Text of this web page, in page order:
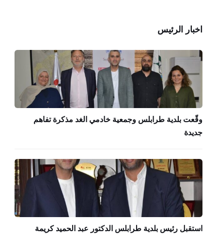
اخبار الرئيس
وقّعت بلدية طرابلس وجمعية خادمي الغد مذكرة تفاهم
جديدة
استقبل رئيس بلدية طرابلس الدكتور عبد الحميد كريمة